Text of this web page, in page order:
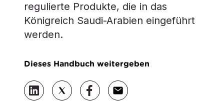
regulierte Produkte, die in das
Königreich Saudi-Arabien eingeführt
werden.
Dieses Handbuch weitergeben